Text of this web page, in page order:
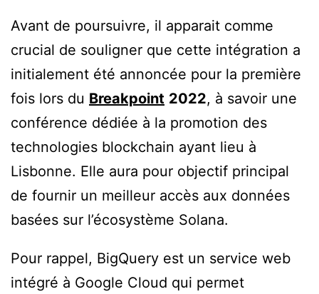
Avant de poursuivre, il apparait comme
crucial de souligner que cette intégration a
initialement été annoncée pour la première
fois lors du Breakpoint 2022, à savoir une
conférence dédiée à la promotion des
technologies blockchain ayant lieu à
Lisbonne. Elle aura pour objectif principal
de fournir un meilleur accès aux données
basées sur l’écosystème Solana.
Pour rappel, BigQuery est un service web
intégré à Google Cloud qui permet